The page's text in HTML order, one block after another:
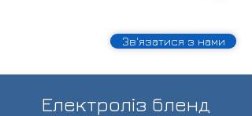
Зв'язатися з нами
Електроліз бленд